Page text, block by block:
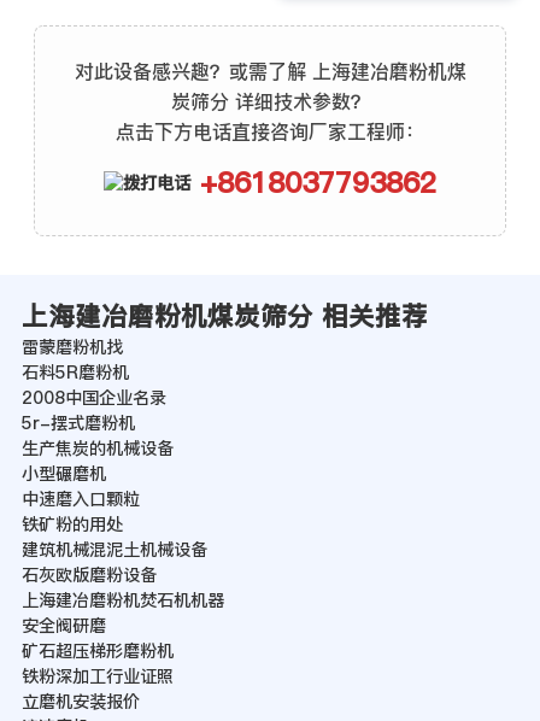
对此设备感兴趣？或需了解 上海建冶磨粉机煤
炭筛分 详细技术参数？
点击下方电话直接咨询厂家工程师：
+8618037793862
上海建冶磨粉机煤炭筛分 相关推荐
雷蒙磨粉机找
石料5R磨粉机
2008中国企业名录
5r-摆式磨粉机
生产焦炭的机械设备
小型碾磨机
中速磨入口颗粒
铁矿粉的用处
建筑机械混泥土机械设备
石灰欧版磨粉设备
上海建冶磨粉机焚石机机器
安全阀研磨
矿石超压梯形磨粉机
铁粉深加工行业证照
立磨机安装报价